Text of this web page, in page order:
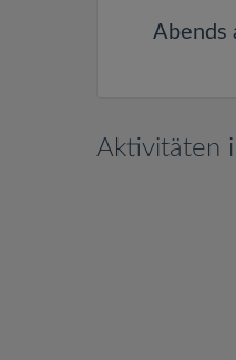
Abends
Aktivitäten